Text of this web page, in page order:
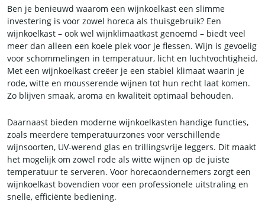
Ben je benieuwd waarom een wijnkoelkast een slimme
investering is voor zowel horeca als thuisgebruik? Een
wijnkoelkast – ook wel wijnklimaatkast genoemd – biedt veel
meer dan alleen een koele plek voor je flessen. Wijn is gevoelig
voor schommelingen in temperatuur, licht en luchtvochtigheid.
Met een wijnkoelkast creëer je een stabiel klimaat waarin je
rode, witte en mousserende wijnen tot hun recht laat komen.
Zo blijven smaak, aroma en kwaliteit optimaal behouden.
Daarnaast bieden moderne wijnkoelkasten handige functies,
zoals meerdere temperatuurzones voor verschillende
wijnsoorten, UV-werend glas en trillingsvrije leggers. Dit maakt
het mogelijk om zowel rode als witte wijnen op de juiste
temperatuur te serveren. Voor horecaondernemers zorgt een
wijnkoelkast bovendien voor een professionele uitstraling en
snelle, efficiënte bediening.